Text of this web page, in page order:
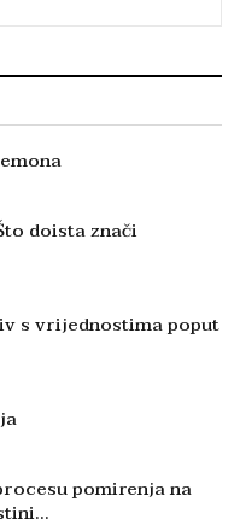
doista znači
s vrijednostima poput
pomirenja na